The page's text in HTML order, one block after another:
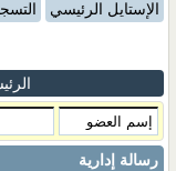
الإستايل الرئيسي
رسالة إدارية